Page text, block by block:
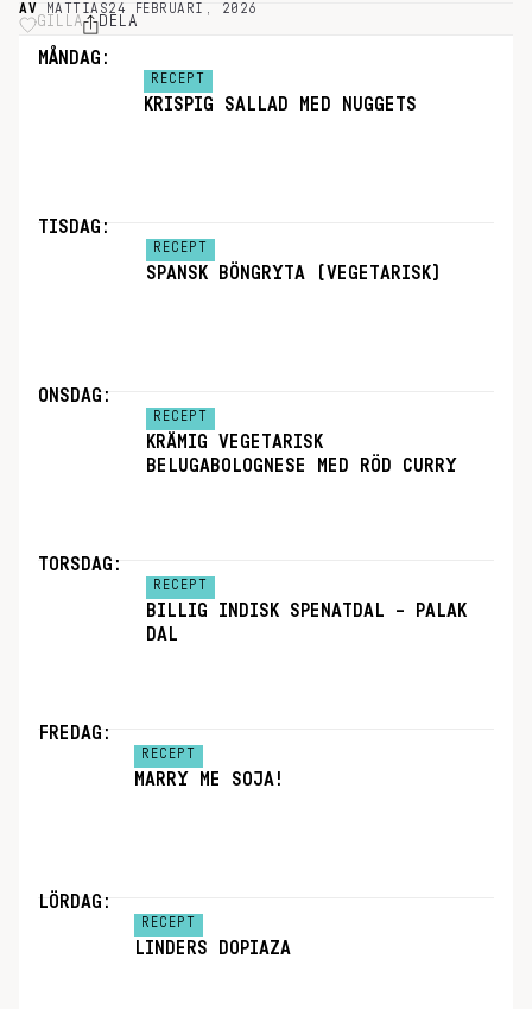
AV MATTIAS24 FEBRUARI, 2026
GILLA DELA
MÅNDAG:
RECEPT
KRISPIG SALLAD MED NUGGETS
TISDAG:
RECEPT
SPANSK BÖNGRYTA (VEGETARISK)
ONSDAG:
RECEPT
KRÄMIG VEGETARISK
BELUGABOLOGNESE MED RÖD CURRY
TORSDAG:
RECEPT
BILLIG INDISK SPENATDAL – PALAK
DAL
FREDAG:
RECEPT
MARRY ME SOJA!
LÖRDAG:
RECEPT
LINDERS DOPIAZA